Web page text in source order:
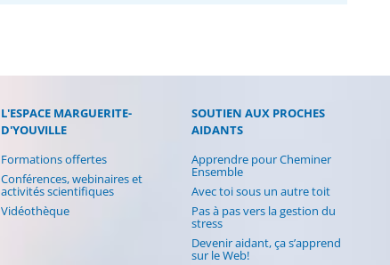
L'ESPACE MARGUERITE-
D'YOUVILLE
Formations offertes
Conférences, webinaires et
activités scientifiques
Vidéothèque
SOUTIEN AUX PROCHES
AIDANTS
Apprendre pour Cheminer
Ensemble
Avec toi sous un autre toit
Pas à pas vers la gestion du
stress
Devenir aidant, ça s’apprend
sur le Web!